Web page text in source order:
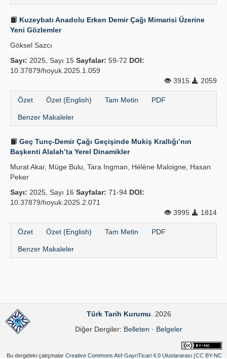
Kuzeybatı Anadolu Erken Demir Çağı Mimarisi Üzerine
Yeni Gözlemler
Göksel Sazcı
Sayı: 2025, Sayı 15 Sayfalar: 59-72 DOI:
10.37879/hoyuk.2025.1.059
3915
2059
Özet Özet (English) Tam Metin PDF
Benzer Makaleler
Geç Tunç-Demir Çağı Geçişinde Mukiş Krallığı’nın
Başkenti Alalah’ta Yerel Dinamikler
Murat Akar, Müge Bulu, Tara Ingman, Hélène Maloigne, Hasan
Peker
Sayı: 2025, Sayı 16 Sayfalar: 71-94 DOI:
10.37879/hoyuk.2025.2.071
3995
1814
Özet Özet (English) Tam Metin PDF
Benzer Makaleler
Türk Tarih Kurumu . 2026
Diğer Dergiler: Belleten · Belgeler
Bu dergideki çalışmalar Creative Commons Atıf-GayriTicari 4.0 Uluslararası (CC BY-NC